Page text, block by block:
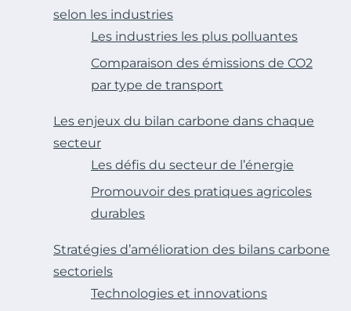
selon les industries
Les industries les plus polluantes
Comparaison des émissions de CO2
par type de transport
Les enjeux du bilan carbone dans chaque
secteur
Les défis du secteur de l’énergie
Promouvoir des pratiques agricoles
durables
Stratégies d’amélioration des bilans carbone
sectoriels
Technologies et innovations